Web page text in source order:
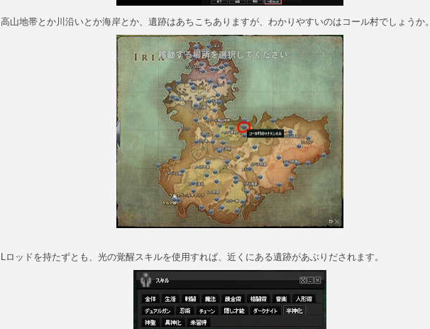
高山地帯とか川沿いとか海岸とか、遺跡はあちこちありますが、わかりやすいのはコール村でしょうか。
Lロッドを持たずとも、光の覚醒スキルを使用すれば、近くにある遺跡があぶりだされます。